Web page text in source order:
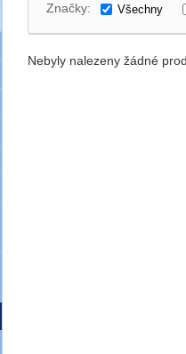
Značky: Všechny
Nebyly nalezeny žádné